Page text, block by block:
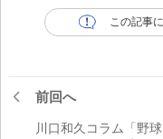
この記事
前回へ
川口和久コラム「野